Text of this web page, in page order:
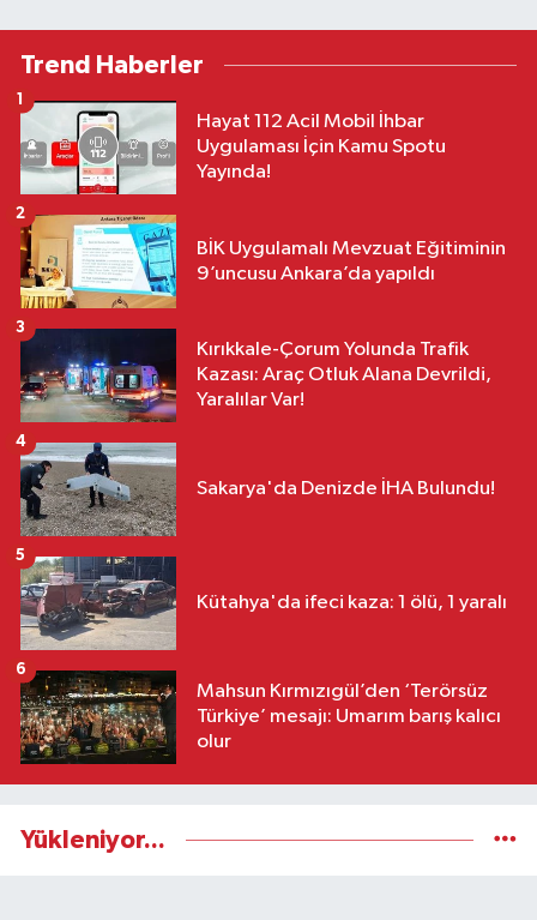
Trend Haberler
Hayat 112 Acil Mobil İhbar
Uygulaması İçin Kamu Spotu
Yayında!
1
BİK Uygulamalı Mevzuat Eğitiminin
9’uncusu Ankara’da yapıldı
2
Kırıkkale-Çorum Yolunda Trafik
Kazası: Araç Otluk Alana Devrildi,
Yaralılar Var!
3
Sakarya'da Denizde İHA Bulundu!
4
Kütahya'da ifeci kaza: 1 ölü, 1 yaralı
5
Mahsun Kırmızıgül’den ‘Terörsüz
Türkiye’ mesajı: Umarım barış kalıcı
olur
6
Yükleniyor...